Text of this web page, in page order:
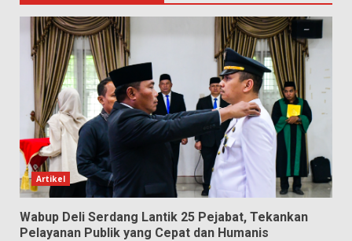
Artikel
Wabup Deli Serdang Lantik 25 Pejabat, Tekankan
Pelayanan Publik yang Cepat dan Humanis